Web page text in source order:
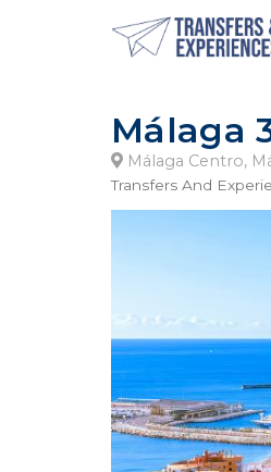
Málaga
Málaga Centro,
Transfers And